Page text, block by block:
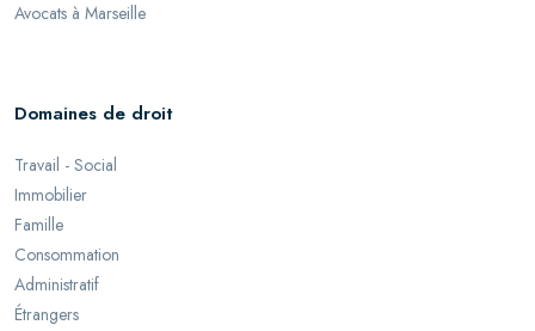
Avocats à Marseille
Domaines de droit
Travail - Social
Immobilier
Famille
Consommation
Administratif
Étrangers